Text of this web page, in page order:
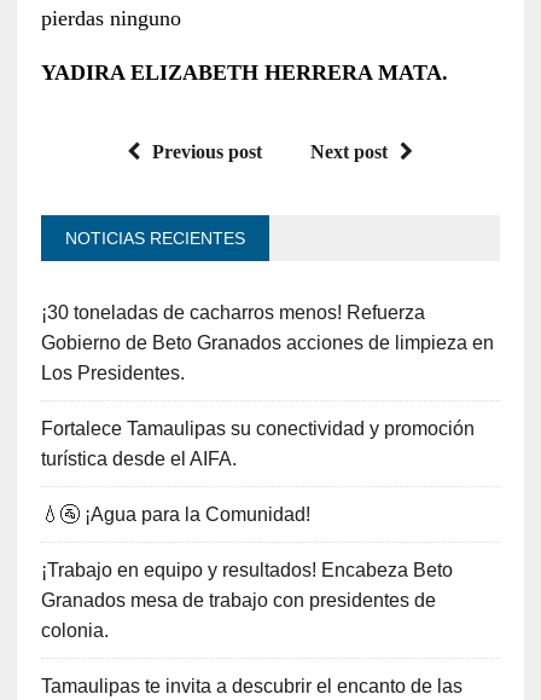
pierdas ninguno
YADIRA ELIZABETH HERRERA MATA.
Previous post Next post
NOTICIAS RECIENTES
¡30 toneladas de cacharros menos! Refuerza
Gobierno de Beto Granados acciones de limpieza en
Los Presidentes.
Fortalece Tamaulipas su conectividad y promoción
turística desde el AIFA.
💧🚰 ¡Agua para la Comunidad!
¡Trabajo en equipo y resultados! Encabeza Beto
Granados mesa de trabajo con presidentes de
colonia.
Tamaulipas te invita a descubrir el encanto de las